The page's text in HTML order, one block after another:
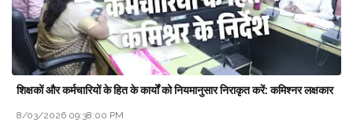
शिक्षकों और कर्मचारियों के हित के कार्यों को नियमानुसार निराकृत करें: कमिश्नर लक्षकार
8/03/2026 09:38:00 PM